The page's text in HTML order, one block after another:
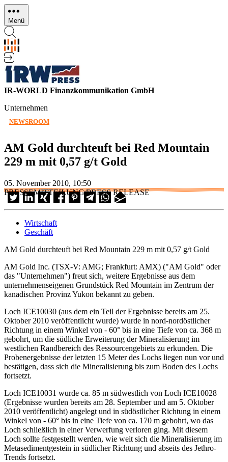
Direkt
zum
Inhalt
Menü
IR-WORLD Finanzkommunikation GmbH
Unternehmen
NEWSROOM
AM Gold durchteuft bei Red Mountain
229 m mit 0,57 g/t Gold
05. November 2010, 10:50
PRESSEMITTEILUNG/PRESS RELEASE
Wirtschaft
Geschäft
AM Gold durchteuft bei Red Mountain 229 m mit 0,57 g/t Gold
AM Gold Inc. (TSX-V: AMG; Frankfurt: AMX) ("AM Gold" oder
das "Unternehmen") freut sich, weitere Ergebnisse aus dem
unternehmenseigenen Grundstück Red Mountain im Zentrum der
kanadischen Provinz Yukon bekannt zu geben.
Loch ICE10030 (aus dem ein Teil der Ergebnisse bereits am 25.
Oktober 2010 veröffentlicht wurde) wurde in nord-nordöstlicher
Richtung in einem Winkel von - 60° bis in eine Tiefe von ca. 368 m
gebohrt, um die südliche Erweiterung der Mineralisierung im
westlichen Randbereich des Ressourcengebiets zu erkunden. Die
Probenergebnisse der letzten 15 Meter des Lochs liegen nun vor und
bestätigen, dass sich die Mineralisierung bis zum Boden des Lochs
fortsetzt.
Loch ICE10031 wurde ca. 85 m südwestlich von Loch ICE10028
(Ergebnisse wurden bereits am 28. September und am 5. Oktober
2010 veröffentlicht) angelegt und in südöstlicher Richtung in einem
Winkel von - 60° bis in eine Tiefe von ca. 170 m gebohrt, wo das
Loch schließlich in einer Verwerfung verloren ging. Mit diesem
Loch sollte festgestellt werden, wie weit sich die Mineralisierung im
Metasedimentgestein in südlicher Richtung und abseits des Jethro-
Trends fortsetzt.